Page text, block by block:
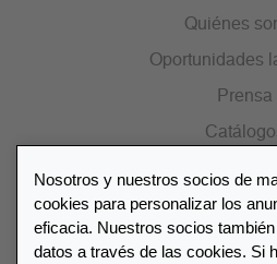
Quiénes
Oportunidades
Prensa
Lista de
Encuentre su distribuidor
Nosotros y nuestros socios de
cookies para personalizar los
eficacia. Nuestros socios
datos a través de las cookies. Si